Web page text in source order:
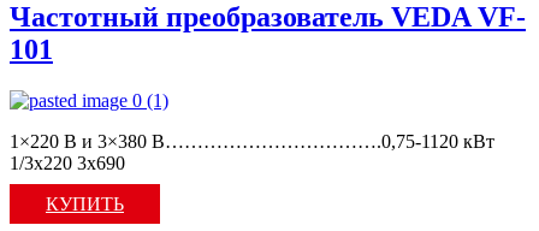
Частотный преобразователь VEDA VF-
101
1×220 В и 3×380 В…………………………….0,75-1120 кВт
1/3x220 3х690
КУПИТЬ